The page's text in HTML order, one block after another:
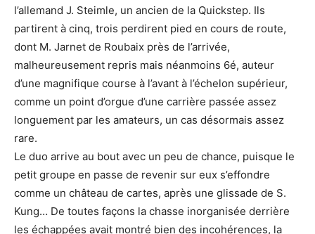
l’allemand J. Steimle, un ancien de la Quickstep. Ils
partirent à cinq, trois perdirent pied en cours de route,
dont M. Jarnet de Roubaix près de l’arrivée,
malheureusement repris mais néanmoins 6é, auteur
d’une magnifique course à l’avant à l’échelon supérieur,
comme un point d’orgue d’une carrière passée assez
longuement par les amateurs, un cas désormais assez
rare.
Le duo arrive au bout avec un peu de chance, puisque le
petit groupe en passe de revenir sur eux s’effondre
comme un château de cartes, après une glissade de S.
Kung… De toutes façons la chasse inorganisée derrière
les échappées avait montré bien des incohérences, la